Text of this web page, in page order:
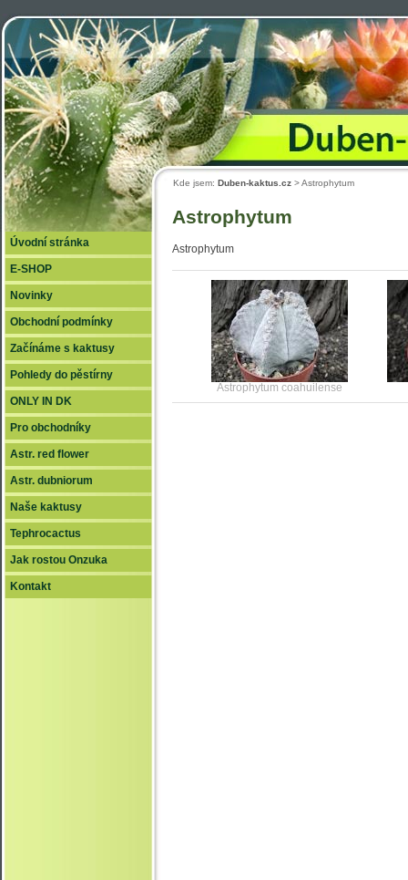
Astrophytum
Astrophytum
Astrophytum coahuilense
Kde jsem: Duben-kaktus.cz > Astrophytum
Úvodní stránka
E-SHOP
Novinky
Obchodní podmínky
Začínáme s kaktusy
Pohledy do pěstírny
ONLY IN DK
Pro obchodníky
Astr. red flower
Astr. dubniorum
Naše kaktusy
Tephrocactus
Jak rostou Onzuka
Kontakt